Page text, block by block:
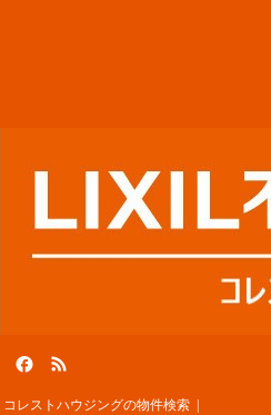
コレストハウジングの物件検索